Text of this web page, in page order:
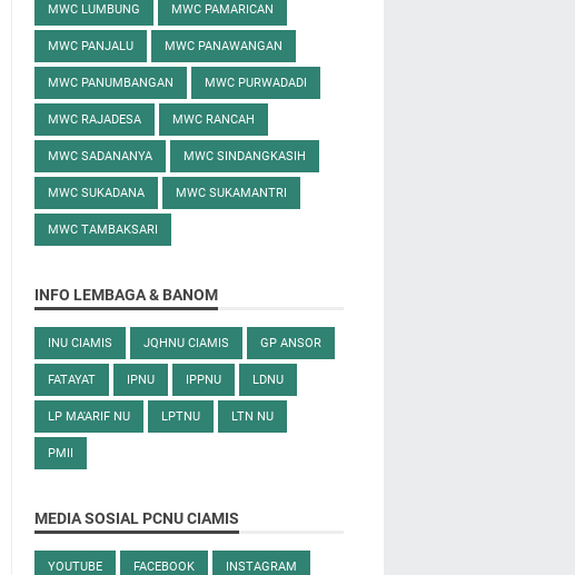
MWC LUMBUNG MWC PAMARICAN
MWC PANJALU MWC PANAWANGAN
MWC PANUMBANGAN MWC PURWADADI
MWC RAJADESA MWC RANCAH
MWC SADANANYA MWC SINDANGKASIH
MWC SUKADANA MWC SUKAMANTRI
MWC TAMBAKSARI
INFO LEMBAGA & BANOM
INU CIAMIS JQHNU CIAMIS GP ANSOR
FATAYAT IPNU IPPNU LDNU
LP MA'ARIF NU LPTNU LTN NU
PMII
MEDIA SOSIAL PCNU CIAMIS
YOUTUBE FACEBOOK INSTAGRAM